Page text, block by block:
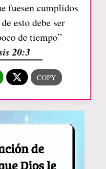
fuesen cumplidos
esto debe ser
de tiempo”
20:3